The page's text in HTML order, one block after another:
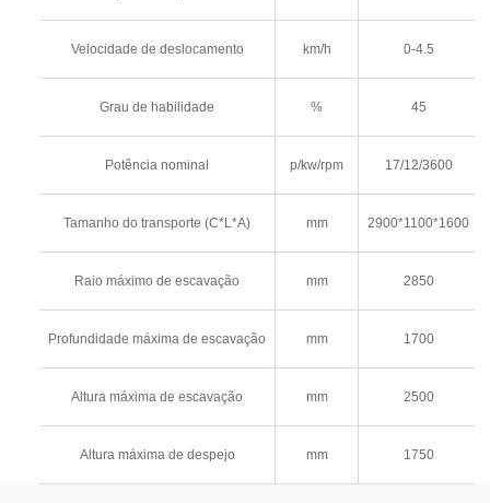
Velocidade de deslocamento km/h 0-4.5
Grau de habilidade % 45
Potência nominal p/kw/rpm 17/12/3600
Tamanho do transporte (C*L*A) mm 2900*1100*1600
Raio máximo de escavação mm 2850
Profundidade máxima de escavação mm 1700
Altura máxima de escavação mm 2500
Altura máxima de despejo mm 1750